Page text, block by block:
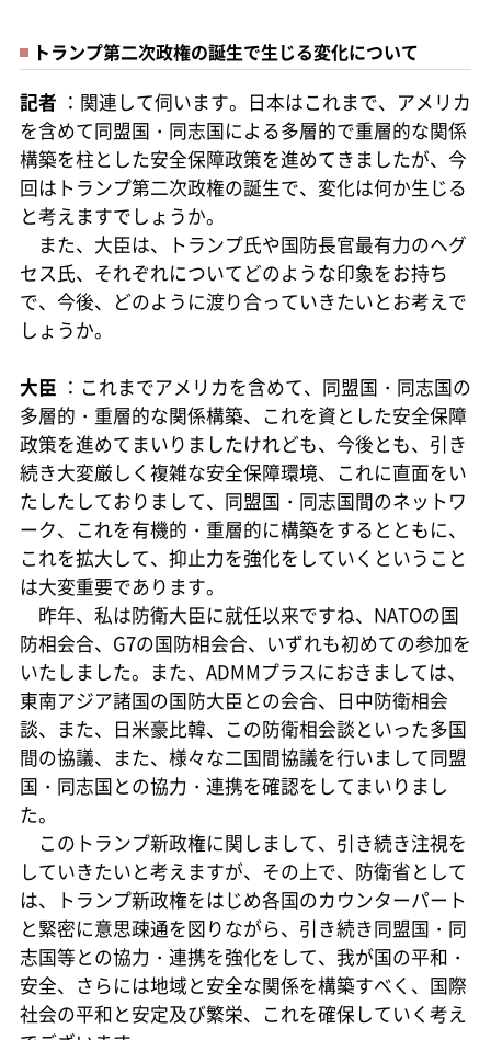
トランプ第二次政権の誕生で生じる変化について
記者 ：関連して伺います。日本はこれまで、アメリカ
を含めて同盟国・同志国による多層的で重層的な関係
構築を柱とした安全保障政策を進めてきましたが、今
回はトランプ第二次政権の誕生で、変化は何か生じる
と考えますでしょうか。
また、大臣は、トランプ氏や国防長官最有力のヘグ
セス氏、それぞれについてどのような印象をお持ち
で、今後、どのように渡り合っていきたいとお考えで
しょうか。
大臣 ：これまでアメリカを含めて、同盟国・同志国の
多層的・重層的な関係構築、これを資とした安全保障
政策を進めてまいりましたけれども、今後とも、引き
続き大変厳しく複雑な安全保障環境、これに直面をい
たしたしておりまして、同盟国・同志国間のネットワ
ーク、これを有機的・重層的に構築をするとともに、
これを拡大して、抑止力を強化をしていくということ
は大変重要であります。
昨年、私は防衛大臣に就任以来ですね、NATOの国
防相会合、G7の国防相会合、いずれも初めての参加を
いたしました。また、ADMMプラスにおきましては、
東南アジア諸国の国防大臣との会合、日中防衛相会
談、また、日米豪比韓、この防衛相会談といった多国
間の協議、また、様々な二国間協議を行いまして同盟
国・同志国との協力・連携を確認をしてまいりまし
た。
このトランプ新政権に関しまして、引き続き注視を
していきたいと考えますが、その上で、防衛省として
は、トランプ新政権をはじめ各国のカウンターパート
と緊密に意思疎通を図りながら、引き続き同盟国・同
志国等との協力・連携を強化をして、我が国の平和・
安全、さらには地域と安全な関係を構築すべく、国際
社会の平和と安定及び繁栄、これを確保していく考え